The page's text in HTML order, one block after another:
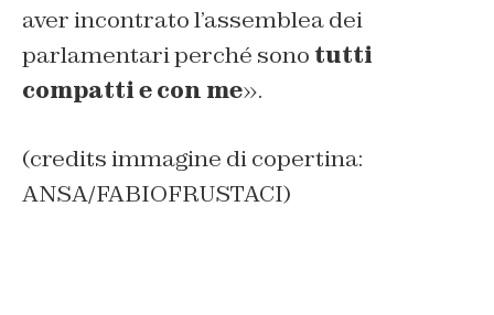
aver incontrato l’assemblea dei
parlamentari perché sono tutti
compatti e con me».
(credits immagine di copertina:
ANSA/FABIOFRUSTACI)